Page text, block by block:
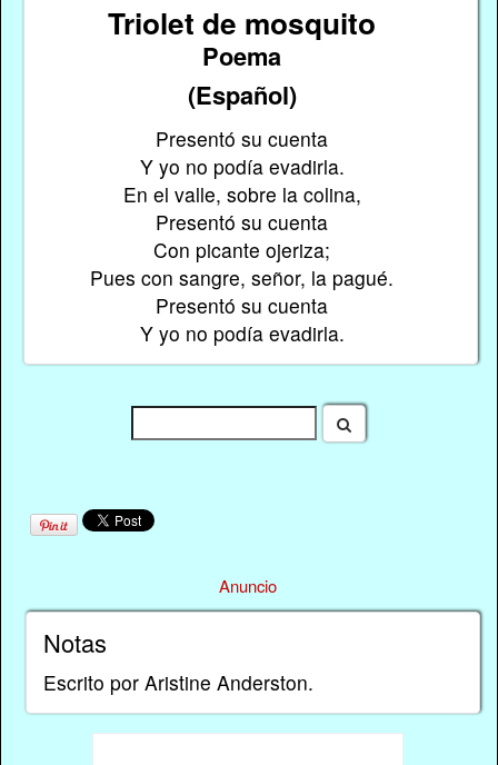
Triolet de mosquito
Poema
(Español)
Presentó su cuenta
Y yo no podía evadirla.
En el valle, sobre la colina,
Presentó su cuenta
Con picante ojeriza;
Pues con sangre, señor, la pagué.
Presentó su cuenta
Y yo no podía evadirla.
Anuncio
Notas
Escrito por Aristine Anderston.